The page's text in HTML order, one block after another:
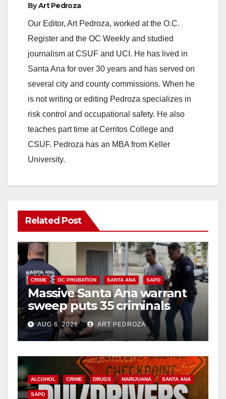
ByArt Pedroza
Our Editor, Art Pedroza, worked at the O.C.
Register and the OC Weekly and studied
journalism at CSUF and UCI. He has lived in
Santa Ana for over 30 years and has served on
several city and county commissions. When he
is not writing or editing Pedroza specializes in
risk control and occupational safety. He also
teaches part time at Cerritos College and
CSUF. Pedroza has an MBA from Keller
University.
Related Post
CRIME OC PROBATION SANTA ANA SAPD
Massive Santa Ana warrant
sweep puts 35 criminals
behind bars amid recidivism
surge
AUG 6, 2026 ART PEDROZA
ALCOHOL CRIME DRUGS MARIJUANA SANTA ANA
SAPD